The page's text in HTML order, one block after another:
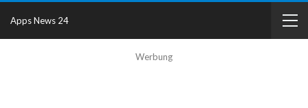
Werbung
Apps News 24